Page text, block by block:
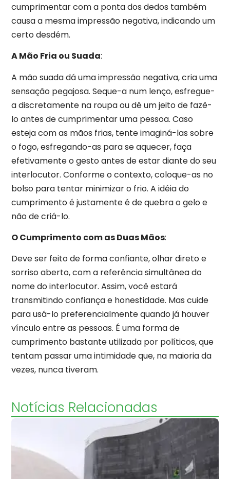
cumprimentar com a ponta dos dedos também
causa a mesma impressão negativa, indicando um
certo desdém.
A Mão Fria ou Suada:
A mão suada dá uma impressão negativa, cria uma
sensação pegajosa. Seque-a num lenço, esfregue-
a discretamente na roupa ou dê um jeito de fazê-
lo antes de cumprimentar uma pessoa. Caso
esteja com as mãos frias, tente imaginá-las sobre
o fogo, esfregando-as para se aquecer, faça
efetivamente o gesto antes de estar diante do seu
interlocutor. Conforme o contexto, coloque-as no
bolso para tentar minimizar o frio. A idéia do
cumprimento é justamente é de quebra o gelo e
não de criá-lo.
O Cumprimento com as Duas Mãos:
Deve ser feito de forma confiante, olhar direto e
sorriso aberto, com a referência simultânea do
nome do interlocutor. Assim, você estará
transmitindo confiança e honestidade. Mas cuide
para usá-lo preferencialmente quando já houver
vínculo entre as pessoas. É uma forma de
cumprimento bastante utilizada por políticos, que
tentam passar uma intimidade que, na maioria da
vezes, nunca tiveram.
Notícias Relacionadas